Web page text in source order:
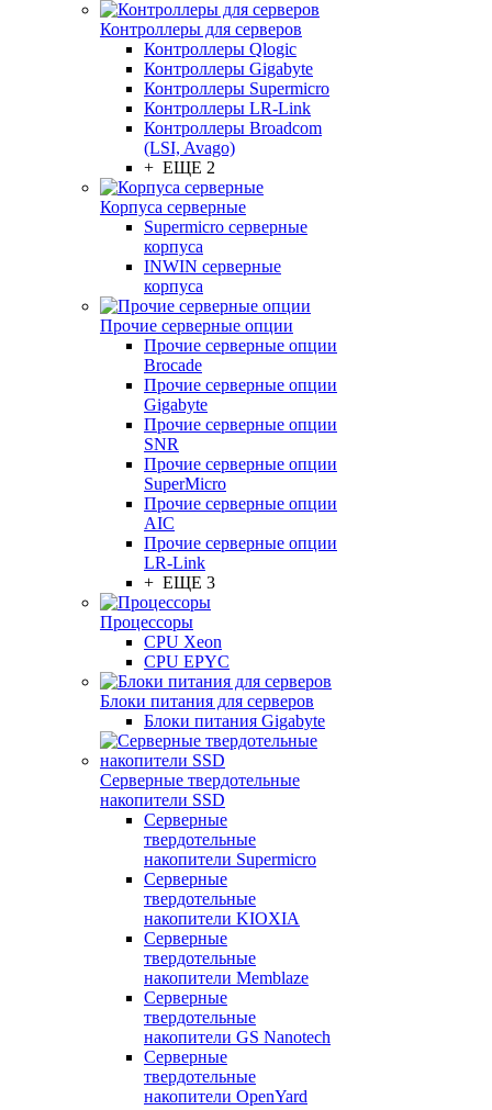
Контроллеры для серверов
Контроллеры Qlogic
Контроллеры Gigabyte
Контроллеры Supermicro
Контроллеры LR-Link
Контроллеры Broadcom
(LSI, Avago)
+ ЕЩЕ 2
Корпуса серверные
Supermicro серверные
корпуса
INWIN серверные
корпуса
Прочие серверные опции
Прочие серверные опции
Brocade
Прочие серверные опции
Gigabyte
Прочие серверные опции
SNR
Прочие серверные опции
SuperMicro
Прочие серверные опции
AIC
Прочие серверные опции
LR-Link
+ ЕЩЕ 3
Процессоры
CPU Xeon
CPU EPYC
Блоки питания для серверов
Блоки питания Gigabyte
Серверные твердотельные
накопители SSD
Cерверные
твердотельные
накопители Supermicro
Cерверные
твердотельные
накопители KIOXIA
Cерверные
твердотельные
накопители Memblaze
Cерверные
твердотельные
накопители GS Nanotech
Серверные
твердотельные
накопители OpenYard